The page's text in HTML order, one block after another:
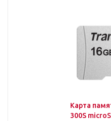
Карта
300S